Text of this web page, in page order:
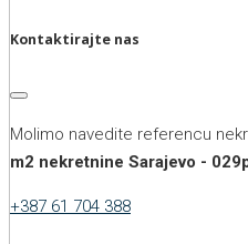
Kontaktirajte nas
Molimo navedite referencu
m2 nekretnine Sarajevo -
+387 61 704 388